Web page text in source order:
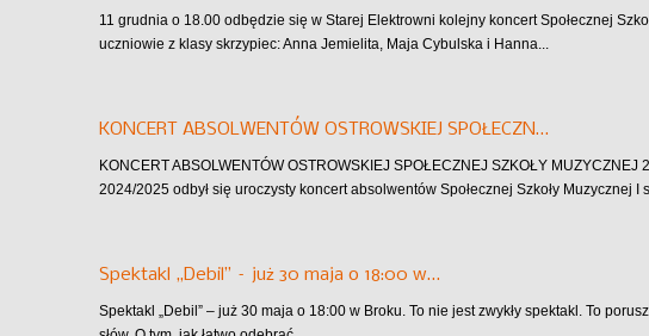
11 grudnia o 18.00 odbędzie się w Starej Elektrowni kolejny koncert Społecznej
uczniowie z klasy skrzypiec: Anna Jemielita, Maja Cybulska i Hanna...
KONCERT ABSOLWENTÓW OSTROWSKIEJ SPOŁECZN…
KONCERT ABSOLWENTÓW OSTROWSKIEJ SPOŁECZNEJ SZKOŁY
2024/2025 odbył się uroczysty koncert absolwentów Społecznej Szkoły Muzycznej
Spektakl „Debil” – już 30 maja o 18:00 w…
Spektakl „Debil” – już 30 maja o 18:00 w Broku. To nie jest zwykły spektakl. To